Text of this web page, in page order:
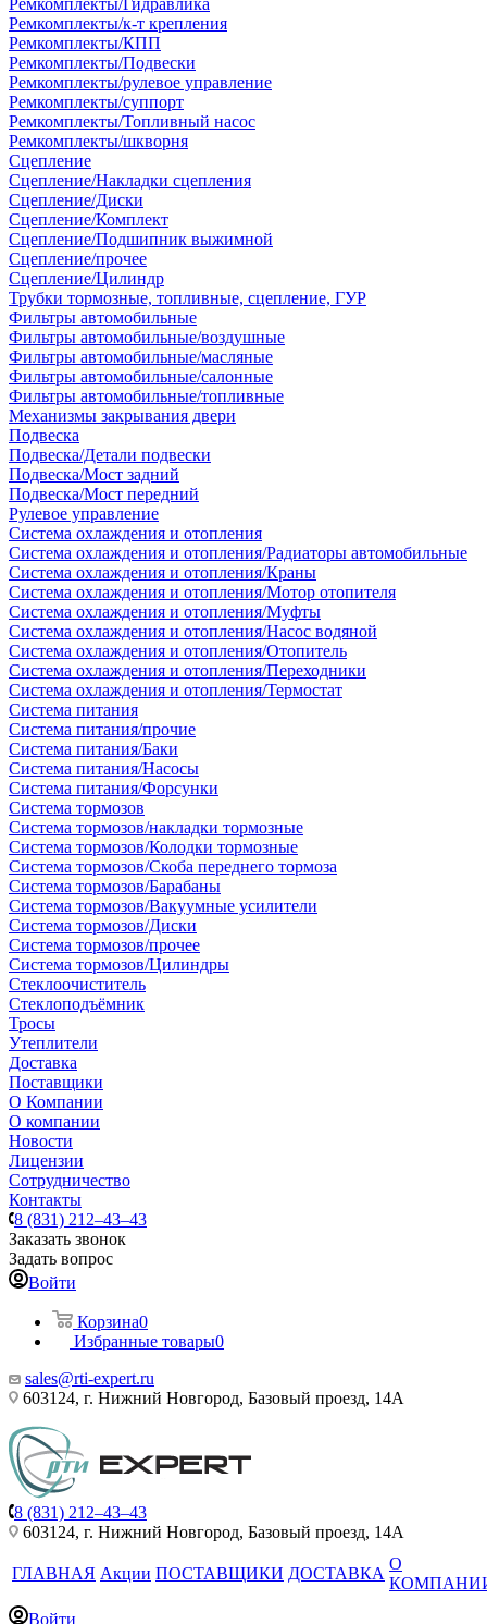
Ремкомплекты/Гидравлика
Ремкомплекты/к-т крепления
Ремкомплекты/КПП
Ремкомплекты/Подвески
Ремкомплекты/рулевое управление
Ремкомплекты/суппорт
Ремкомплекты/Топливный насос
Ремкомплекты/шкворня
Сцепление
Сцепление/Накладки сцепления
Сцепление/Диски
Сцепление/Комплект
Сцепление/Подшипник выжимной
Сцепление/прочее
Сцепление/Цилиндр
Трубки тормозные, топливные, сцепление, ГУР
Фильтры автомобильные
Фильтры автомобильные/воздушные
Фильтры автомобильные/масляные
Фильтры автомобильные/салонные
Фильтры автомобильные/топливные
Механизмы закрывания двери
Подвеска
Подвеска/Детали подвески
Подвеска/Мост задний
Подвеска/Мост передний
Рулевое управление
Система охлаждения и отопления
Система охлаждения и отопления/Радиаторы автомобильные
Система охлаждения и отопления/Краны
Система охлаждения и отопления/Мотор отопителя
Система охлаждения и отопления/Муфты
Система охлаждения и отопления/Насос водяной
Система охлаждения и отопления/Отопитель
Система охлаждения и отопления/Переходники
Система охлаждения и отопления/Термостат
Система питания
Система питания/прочие
Система питания/Баки
Система питания/Насосы
Система питания/Форсунки
Система тормозов
Система тормозов/накладки тормозные
Система тормозов/Колодки тормозные
Система тормозов/Скоба переднего тормоза
Система тормозов/Барабаны
Система тормозов/Вакуумные усилители
Система тормозов/Диски
Система тормозов/прочее
Система тормозов/Цилиндры
Стеклоочиститель
Стеклоподъёмник
Тросы
Утеплители
Доставка
Поставщики
О Компании
О компании
Новости
Лицензии
Сотрудничество
Контакты
8 (831) 212–43–43
Заказать звонок
Задать вопрос
Войти
Корзина0
Избранные товары0
sales@rti-expert.ru
603124, г. Нижний Новгород, Базовый проезд, 14А
8 (831) 212–43–43
603124, г. Нижний Новгород, Базовый проезд, 14А
ГЛАВНАЯ Акции ПОСТАВЩИКИ ДОСТАВКА
О
Войти